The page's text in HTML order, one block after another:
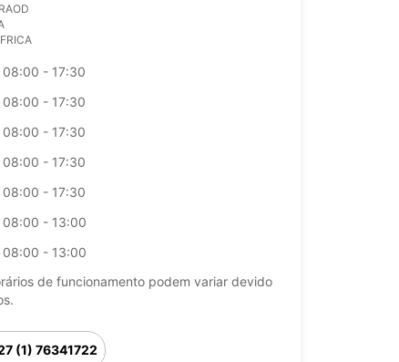
08:00 - 17:30
08:00 - 17:30
08:00 - 17:30
08:00 - 17:30
08:00 - 17:30
08:00 - 13:00
08:00 - 13:00
de funcionamento podem variar devido
(1) 76341722